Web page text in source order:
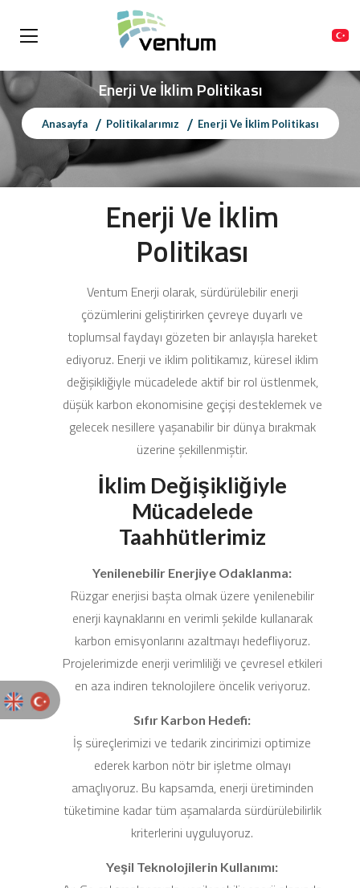
Enerji Ve İklim Politikası
Anasayfa Politikalarımız Enerji Ve İklim Politikası
Enerji Ve İklim
Politikası
Ventum Enerji olarak, sürdürülebilir enerji
çözümlerini geliştirirken çevreye duyarlı ve
toplumsal faydayı gözeten bir anlayışla hareket
ediyoruz. Enerji ve iklim politikamız, küresel iklim
değişikliğiyle mücadelede aktif bir rol üstlenmek,
düşük karbon ekonomisine geçişi desteklemek ve
gelecek nesillere yaşanabilir bir dünya bırakmak
üzerine şekillenmiştir.
İklim Değişikliğiyle
Mücadelede
Taahhütlerimiz
Yenilenebilir Enerjiye Odaklanma:
Rüzgar enerjisi başta olmak üzere yenilenebilir
enerji kaynaklarını en verimli şekilde kullanarak
karbon emisyonlarını azaltmayı hedefliyoruz.
Projelerimizde enerji verimliliği ve çevresel etkileri
en aza indiren teknolojilere öncelik veriyoruz.
Sıfır Karbon Hedefi:
İş süreçlerimizi ve tedarik zincirimizi optimize
ederek karbon nötr bir işletme olmayı
amaçlıyoruz. Bu kapsamda, enerji üretiminden
tüketimine kadar tüm aşamalarda sürdürülebilirlik
kriterlerini uyguluyoruz.
Yeşil Teknolojilerin Kullanımı: